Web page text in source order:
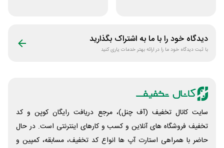
دیدگاه خود را با ما به اشتراک بگذارید
با ثبت دیدگاه خود ما را در ارائه بهتر خدمات یاری کنید
سایت کانال تخفیف (آف چنل)، مرجع دریافت رایگان کوپن و کد
تخفیف فروشگاه های آنلاین و کسب و‌ کارهای اینترنتی است. در حال
حاضر با همراهی استارت آپ ها انواع کد تخفیف، مسابقه، کمپین و